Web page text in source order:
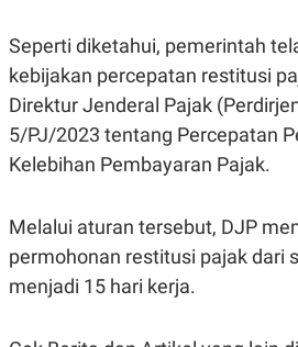
N
A
N
A
C
D
Y
E
S
S
E
L
A
I
D
LK
Seperti diketahui, pemerintah
kebijakan percepatan restitusi
Direktur Jenderal Pajak
5/PJ/2023 tentang Percepatan
Kelebihan Pembayaran Pajak.
Melalui aturan tersebut, DJP
permohonan restitusi pajak dari
menjadi 15 hari kerja.